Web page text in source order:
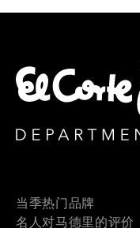
当季热门品牌
名人对马德里的评价